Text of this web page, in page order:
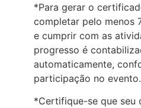
*Para gerar o
completar pelo menos
e cumprir com as
progresso é
automaticamente,
participação no evento.
*Certifique-se que seu